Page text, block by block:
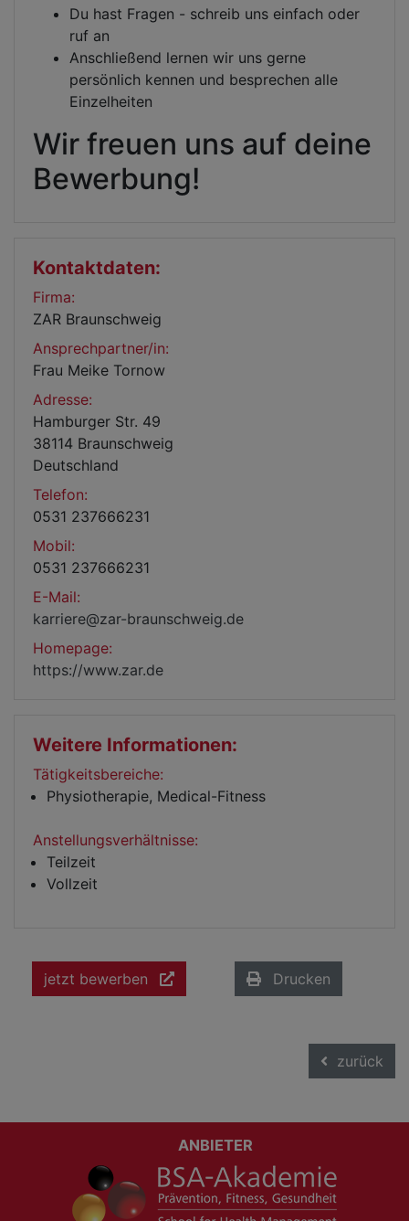
Du hast Fragen - schreib uns einfach oder
ruf an
Anschließend lernen wir uns gerne
persönlich kennen und besprechen alle
Einzelheiten
Wir freuen uns auf deine
Bewerbung!
Kontaktdaten:
Firma:
ZAR Braunschweig
Ansprechpartner/in:
Frau Meike Tornow
Adresse:
Hamburger Str. 49
38114 Braunschweig
Deutschland
Telefon:
0531 237666231
Mobil:
0531 237666231
E-Mail:
karriere@zar-braunschweig.de
Homepage:
https://www.zar.de
Weitere Informationen:
Tätigkeitsbereiche:
Physiotherapie, Medical-Fitness
Anstellungsverhältnisse:
Teilzeit
Vollzeit
jetzt bewerben Drucken
zurück
ANBIETER